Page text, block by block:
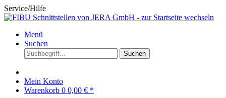
Service/Hilfe
Menü
Suchen
Suchen
Mein Konto
Warenkorb 0 0,00 € *